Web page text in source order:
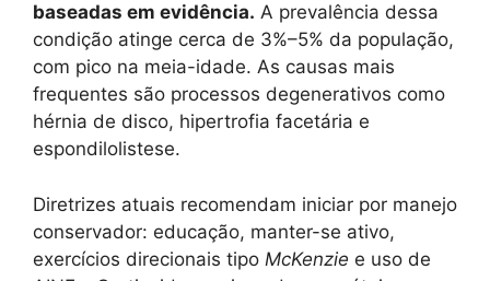
baseadas em evidência. A prevalência dessa
condição atinge cerca de 3%–5% da população,
com pico na meia-idade. As causas mais
frequentes são processos degenerativos como
hérnia de disco, hipertrofia facetária e
espondilolistese.
Diretrizes atuais recomendam iniciar por manejo
conservador: educação, manter-se ativo,
exercícios direcionais tipo McKenzie e uso de